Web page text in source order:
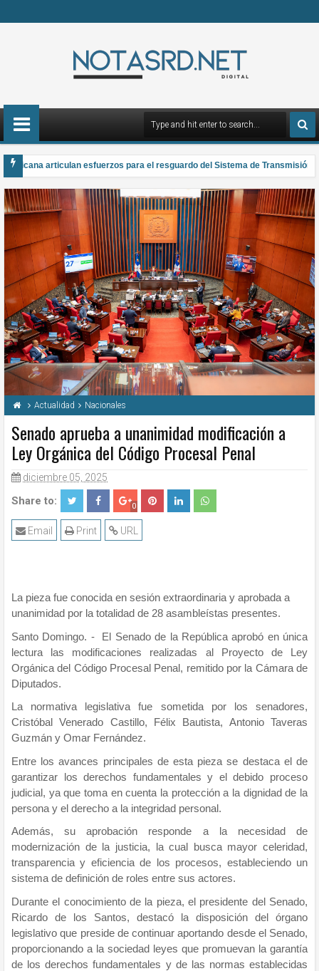
articulan esfuerzos para el resguardo del Sistema de Transmisión
de Poesía Salomé Ureña de Henríquez 2026
Actualidad Nacionales
Senado aprueba a unanimidad modificación a
Ley Orgánica del Código Procesal Penal
diciembre 05, 2025
Share to: 0
URL
Print
Email
La pieza fue conocida en sesión extraordinaria y aprobada a
unanimidad por la totalidad de 28 asambleístas presentes.
Santo Domingo. - El Senado de la República aprobó en única
lectura las modificaciones realizadas al Proyecto de Ley
Orgánica del Código Procesal Penal, remitido por la Cámara de
Diputados.
La normativa legislativa fue sometida por los senadores,
Cristóbal Venerado Castillo, Félix Bautista, Antonio Taveras
Guzmán y Omar Fernández.
Entre los avances principales de esta pieza se destaca el de
garantizar los derechos fundamentales y el debido proceso
judicial, ya que toma en cuenta la protección a la dignidad de la
persona y el derecho a la integridad personal.
Además, su aprobación responde a la necesidad de
modernización de la justicia, la cual busca mayor celeridad,
transparencia y eficiencia de los procesos, estableciendo un
sistema de definición de roles entre sus actores.
Durante el conocimiento de la pieza, el presidente del Senado,
Ricardo de los Santos, destacó la disposición del órgano
legislativo que preside de continuar aportando desde el Senado,
proporcionando a la sociedad leyes que promuevan la garantía
de los derechos fundamentales y de las normas establecidas